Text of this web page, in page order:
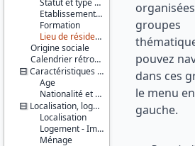
Statut et type de contrat
Etablissement employeur
Formation
Lieu de résidence
Origine sociale
Calendrier rétrospectif d'activité
Caractéristiques personnelles
Age
Nationalité et pays de naissance
Localisation, logement, ménage
Localisation
Logement - Immeuble
Ménage
INSEE
Diffuseur :
Progedo-
Adisp
groupes
pouvez
dans ces
le menu
gauche.